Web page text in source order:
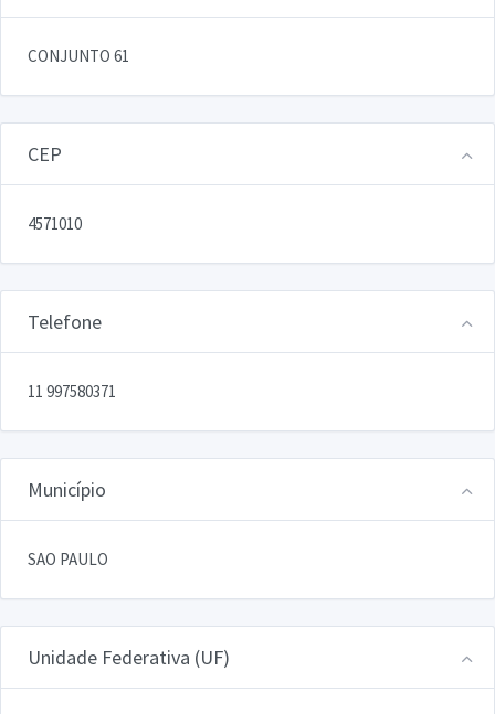
CONJUNTO 61
CEP
4571010
Telefone
11 997580371
Município
SAO PAULO
Unidade Federativa (UF)